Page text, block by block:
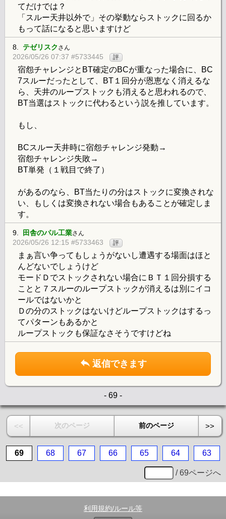
てだけでは？
「スルー天井以外で」その挙動ならストックに回るか
もって話になると思いますけど
8. テゼリスク さん
2026/05/26 07:37 #5733445 評
宿怨チャレンジとBT確定のBCが重なった場合に、BC
7スルーだったとして、BT１回分が恩恵なく消えるな
ら、天井のループストックも消えると思われるので、
BT当選はストックに代わるという説を推しています。
もし、
BCスルー天井時に宿怨チャレンジ発動→
宿怨チャレンジ失敗→
BT単発（１戦目で終了）
があるのなら、BT当たりの分はストックに変換されな
い、もしくは変換されない場合もあることが確定しま
す。
9. 田舎のパル工業さん
2026/05/26 12:15 #5733463 評
まぁ言い争ってもしょうがないし遭遇する場面はほと
んどないでしょうけど
モードＤでストックされない場合にＢＴ１回分損する
ことと７スルーのループストックが消えるは別にイコ
ールではないかと
Ｄの分のストックはないけどループストックはするっ
てパターンもあるかと
ループストックも保証なさそうですけどね
返信できます
- 69 -
<< 次のページ 前のページ >>
69 68 67 66 65 64 63
/ 69ページへ
利用規約/ルール等